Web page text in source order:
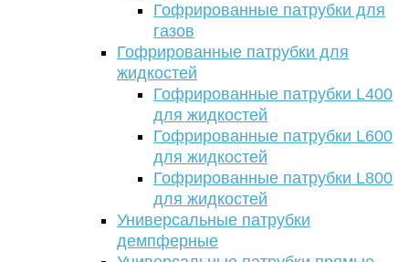
Гофрированные патрубки для
газов
Гофрированные патрубки для
жидкостей
Гофрированные патрубки L400
для жидкостей
Гофрированные патрубки L600
для жидкостей
Гофрированные патрубки L800
для жидкостей
Универсальные патрубки
демпферные